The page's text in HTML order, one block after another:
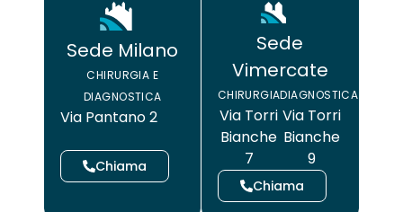
Sede Milano
CHIRURGIA E
DIAGNOSTICA
Via Pantano 2
Chiama
Sede
Vimercate
CHIRURGIA
Via Torri
Bianche
7
DIAGNOSTICA
Via Torri
Bianche
9
Chiama